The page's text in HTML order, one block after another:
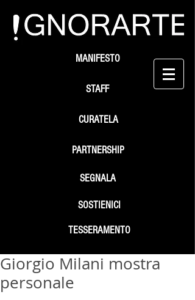
STAFF
SEGNALA
SOSTIENICI
MANIFESTO
PARTNERSHIP
TESSERAMENTO
CURATELA
Giorgio Milani mostra
personale